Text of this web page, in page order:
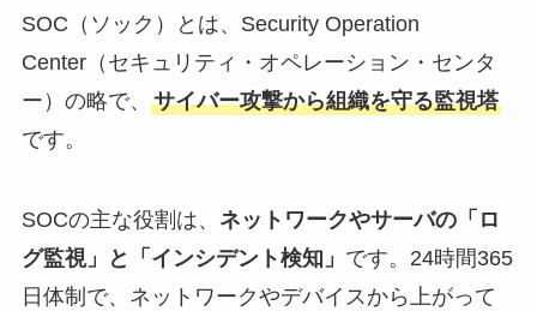
SOC（ソック）とは、Security Operation
Center（セキュリティ・オペレーション・センタ
ー）の略で、 サイバー攻撃から組織を守る監視塔
です。
SOCの主な役割は、 ネットワークやサーバの「ロ
グ監視」と「インシデント検知」 です。24時間365
日体制で、ネットワークやデバイスから上がって